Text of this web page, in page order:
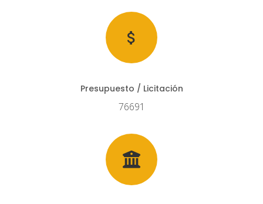
Presupuesto / Licitación
76691